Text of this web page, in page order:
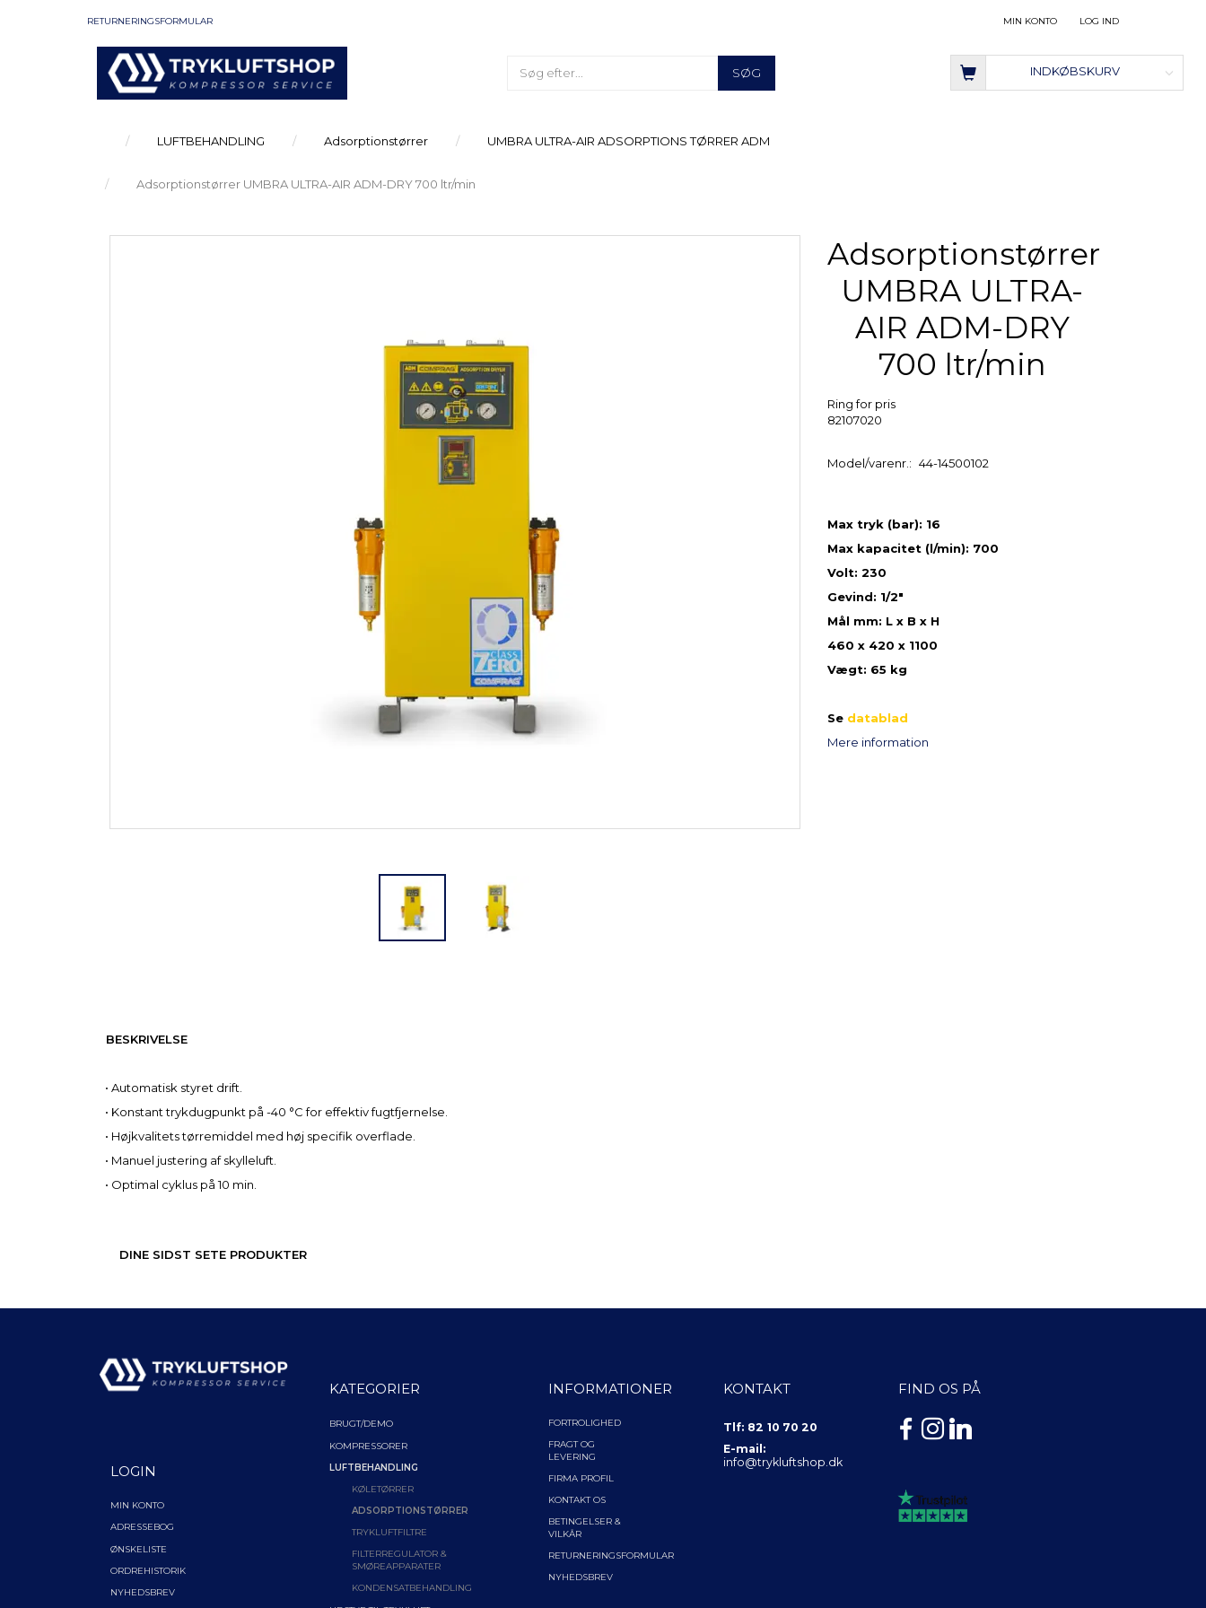
LOG IND
MIN KONTO
RETURNERINGSFORMULAR
SØG INDKØBSKURV
LUFTBEHANDLING Adsorptionstørrer UMBRA ULTRA-AIR ADSORPTIONS TØRRER ADM
Adsorptionstørrer UMBRA ULTRA-AIR ADM-DRY 700 ltr/min
Adsorptionstørrer
UMBRA ULTRA-
AIR ADM-DRY
700 ltr/min
Ring for pris
82107020
Model/varenr.: 44-14500102
Max tryk (bar): 16
Max kapacitet (l/min): 700
Volt: 230
Gevind: 1/2"
Mål mm: L x B x H
460 x 420 x 1100
Vægt: 65 kg
Se datablad
Mere information
BESKRIVELSE
• Automatisk styret drift.
• Konstant trykdugpunkt på -40 °C for effektiv fugtfjernelse.
• Højkvalitets tørremiddel med høj specifik overflade.
• Manuel justering af skylleluft.
• Optimal cyklus på 10 min.
DINE SIDST SETE PRODUKTER
LOGIN
MIN KONTO
ADRESSEBOG
ØNSKELISTE
ORDREHISTORIK
NYHEDSBREV
KATEGORIER
BRUGT/DEMO
KOMPRESSORER
LUFTBEHANDLING
KØLETØRRER
ADSORPTIONSTØRRER
TRYKLUFTFILTRE
FILTERREGULATOR &
SMØREAPPARATER
KONDENSATBEHANDLING
INFORMATIONER
FORTROLIGHED
FRAGT OG
LEVERING
FIRMA PROFIL
KONTAKT OS
BETINGELSER &
VILKÅR
RETURNERINGSFORMULAR
NYHEDSBREV
KONTAKT
Tlf: 82 10 70 20
E-mail:
info@trykluftshop.dk
FIND OS PÅ